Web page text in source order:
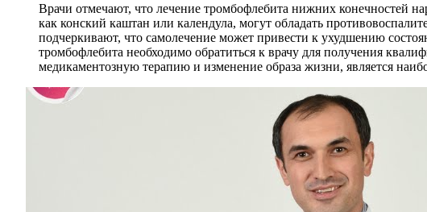
Врачи отмечают, что лечение тромбофлебита нижних конечностей
как конский каштан или календула, могут обладать
подчеркивают, что самолечение может привести к ухудшению
тромбофлебита необходимо обратиться к врачу для получения
медикаментозную терапию и изменение образа жизни, является